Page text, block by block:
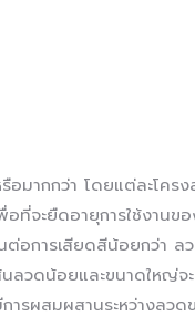
อมากกว่า โดยแต่ละโ
ที่จะยืดอายุการใช้งาน
ต่อการเสียดสีน้อยกว่า
ลวดน้อยและขนาดใหญ่
รผสมผสานระหว่างลวด